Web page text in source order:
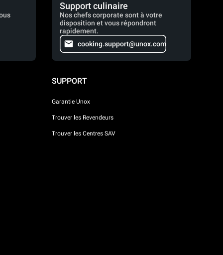
Support culinaire
Nos chefs corporate sont à votre
disposition et vous répondront
rapidement.
cooking.support@unox.com
SUPPORT
Garantie Unox
Trouver les Revendeurs
Trouver les Centres SAV